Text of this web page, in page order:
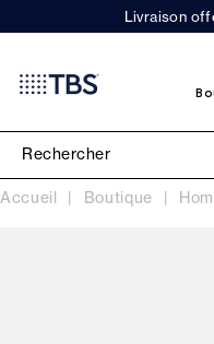
Livraison
Accueil Boutique